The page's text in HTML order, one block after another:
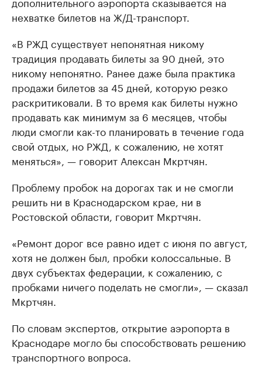
нехватке билетов на Ж/Д-транспорт.
«В РЖД существует непонятная никому
традиция продавать билеты за 90 дней, это
никому непонятно. Ранее даже была практика
продажи билетов за 45 дней, которую резко
раскритиковали. В то время как билеты нужно
продавать как минимум за 6 месяцев, чтобы
люди смогли как-то планировать в течение года
свой отдых, но РЖД, к сожалению, не хотят
меняться», — говорит Алексан Мкртчян.
Проблему пробок на дорогах так и не смогли
решить ни в Краснодарском крае, ни в
Ростовской области, говорит Мкртчян.
«Ремонт дорог все равно идет с июня по август,
хотя не должен был, пробки колоссальные. В
двух субъектах федерации, к сожалению, с
пробками ничего поделать не смогли», — сказал
Мкртчян.
По словам экспертов, открытие аэропорта в
Краснодаре могло бы способствовать решению
транспортного вопроса.